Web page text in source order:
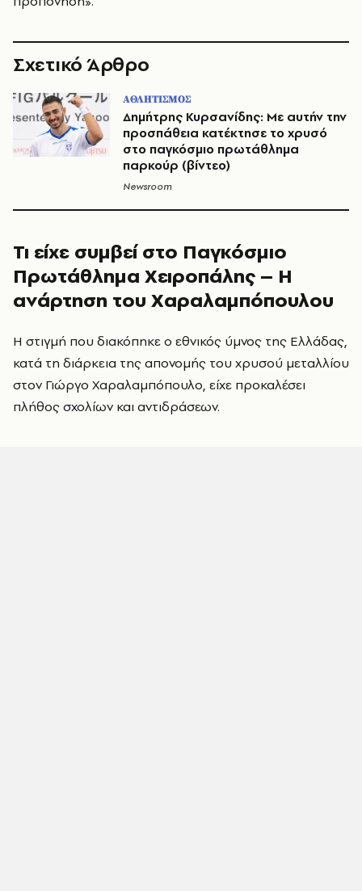
Σχετικό Άρθρο
ΑΘΛΗΤΙΣΜΟΣ
Δημήτρης Κυρσανίδης: Με αυτήν την
προσπάθεια κατέκτησε το χρυσό
στο παγκόσμιο πρωτάθλημα
παρκούρ (βίντεο)
Newsroom
Τι είχε συμβεί στο Παγκόσμιο
Πρωτάθλημα Χειροπάλης – Η
ανάρτηση του Χαραλαμπόπουλου
Η στιγμή που διακόπηκε ο εθνικός ύμνος της Ελλάδας,
κατά τη διάρκεια της απονομής του χρυσού μεταλλίου
στον Γιώργο Χαραλαμπόπουλο, είχε προκαλέσει
πλήθος σχολίων και αντιδράσεων.